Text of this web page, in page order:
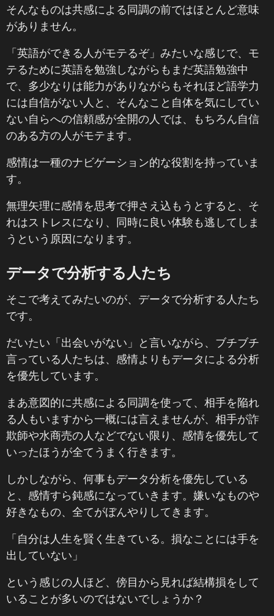
そんなものは共感による同調の前ではほとんど意味
がありません。
「英語ができる人がモテるぞ」みたいな感じで、モ
テるために英語を勉強しながらもまだ英語勉強中
で、多少なりは能力がありながらもそれほど語学力
には自信がない人と、そんなこと自体を気にしてい
ない自らへの信頼感が全開の人では、もちろん自信
のある方の人がモテます。
感情は一種のナビゲーション的な役割を持っていま
す。
無理矢理に感情を思考で押さえ込もうとすると、そ
れはストレスになり、同時に良い体験も逃してしま
うという原因になります。
データで分析する人たち
そこで考えてみたいのが、データで分析する人たち
です。
だいたい「出会いがない」と言いながら、ブチブチ
言っている人たちは、感情よりもデータによる分析
を優先しています。
まあ意図的に共感による同調を使って、相手を陥れ
る人もいますから一概には言えませんが、相手が詐
欺師や水商売の人などでない限り、感情を優先して
いったほうが全てうまく行きます。
しかしながら、何事もデータ分析を優先している
と、感情すら鈍感になっていきます。嫌いなものや
好きなもの、全てがぼんやりしてきます。
「自分は人生を賢く生きている。損なことには手を
出していない」
という感じの人ほど、傍目から見れば結構損をして
いることが多いのではないでしょうか？